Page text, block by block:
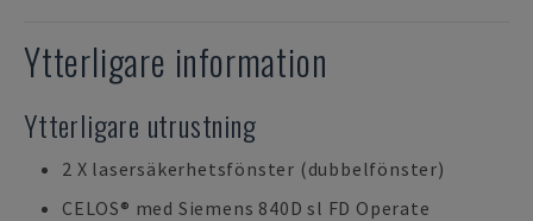
Ytterligare information
Ytterligare utrustning
2 X lasersäkerhetsfönster (dubbelfönster)
CELOS® med Siemens 840D sl FD Operate